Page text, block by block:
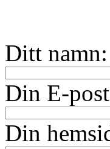
Ditt namn:
Din E-
Din